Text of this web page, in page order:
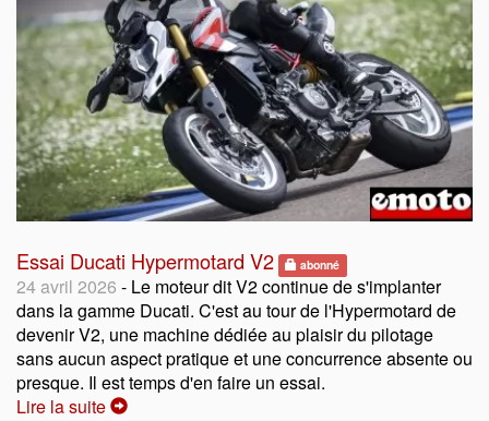
Essai Ducati Hypermotard V2 abonné
24 avril 2026 - Le moteur dit V2 continue de s'implanter
dans la gamme Ducati. C'est au tour de l'Hypermotard de
devenir V2, une machine dédiée au plaisir du pilotage
sans aucun aspect pratique et une concurrence absente ou
presque. Il est temps d'en faire un essai.
Lire la suite